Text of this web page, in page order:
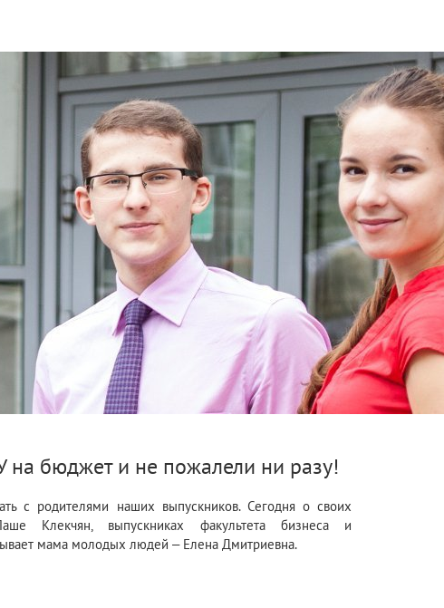
на бюджет и не пожалели ни разу!
с родителями наших выпускников. Сегодня о своих
Клекчян, выпускниках факультета бизнеса и
мама молодых людей – Елена Дмитриевна.